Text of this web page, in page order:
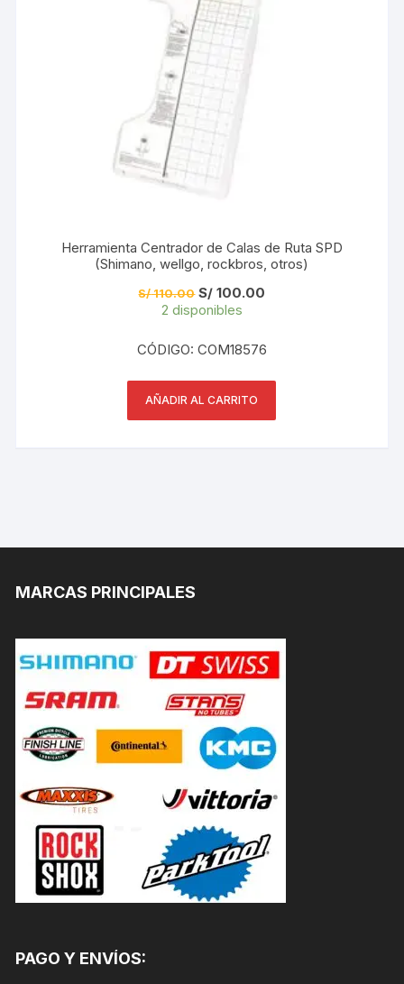
Herramienta Centrador de Calas de Ruta SPD
(Shimano, wellgo, rockbros, otros)
S/110.00 El
precio
original
S/ 110.00.
S/ 100.00
S/ 100.00.
2 disponibles
CÓDIGO: COM18576
AÑADIR AL CARRITO
MARCAS PRINCIPALES
PAGO Y ENVÍOS: